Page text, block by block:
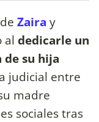
Zaira y
al dedicarle un
su hija
judicial entre
madre
sociales tras